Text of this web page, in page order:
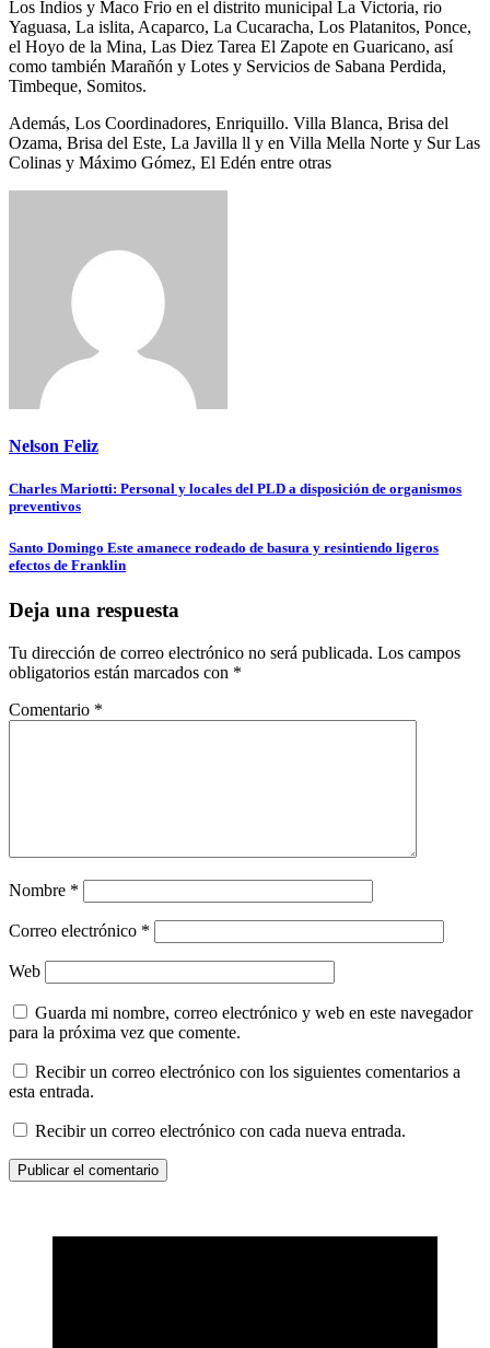
Los Indios y Maco Frio en el distrito municipal La Victoria, rio
Yaguasa, La islita, Acaparco, La Cucaracha, Los Platanitos, Ponce,
el Hoyo de la Mina, Las Diez Tarea El Zapote en Guaricano, así
como también Marañón y Lotes y Servicios de Sabana Perdida,
Timbeque, Somitos.
Además, Los Coordinadores, Enriquillo. Villa Blanca, Brisa del
Ozama, Brisa del Este, La Javilla ll y en Villa Mella Norte y Sur Las
Colinas y Máximo Gómez, El Edén entre otras
Nelson Feliz
Navegación
de
entradas
Charles Mariotti: Personal y locales del PLD a disposición de organismos
preventivos
Santo Domingo Este amanece rodeado de basura y resintiendo ligeros
efectos de Franklin
Deja una respuesta
Tu dirección de correo electrónico no será publicada. Los campos
obligatorios están marcados con *
Comentario *
Nombre *
Correo electrónico *
Web
Guarda mi nombre, correo electrónico y web en este navegador
para la próxima vez que comente.
Recibir un correo electrónico con los siguientes comentarios a
esta entrada.
Recibir un correo electrónico con cada nueva entrada.